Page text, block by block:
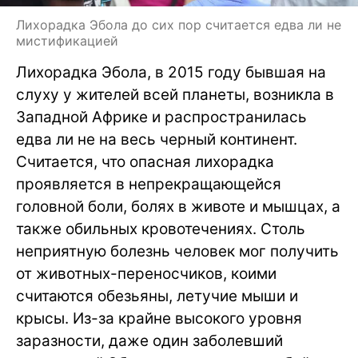
Лихорадка Эбола до сих пор считается едва ли не
мистификацией
Лихорадка Эбола, в 2015 году бывшая на
слуху у жителей всей планеты, возникла в
Западной Африке и распространилась
едва ли не на весь черный континент.
Считается, что опасная лихорадка
проявляется в непрекращающейся
головной боли, болях в животе и мышцах, а
также обильных кровотечениях. Столь
неприятную болезнь человек мог получить
от животных-переносчиков, коими
считаются обезьяны, летучие мыши и
крысы. Из-за крайне высокого уровня
заразности, даже один заболевший